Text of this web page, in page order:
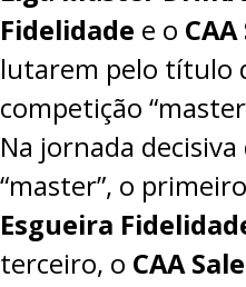
CLUBES
AGENTES
AGENDA
SELEÇÕES
MINIBASQUETE
ÁREA TÉCNICA
PROJETOS
Fidelidade e o
lutarem pelo título
competição
Na jornada
“master”, o
Esgueira
terceiro, o CAA